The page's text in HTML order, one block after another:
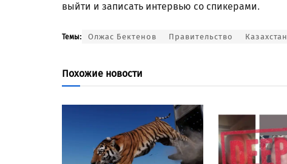
выйти и записать интервью со спикерами.
Темы: Олжас Бектенов Правительство Казахстан
Похожие новости